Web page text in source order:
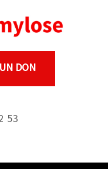
DON
53